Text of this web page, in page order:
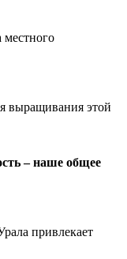
местного
выращивания этой
– наше общее
привлекает